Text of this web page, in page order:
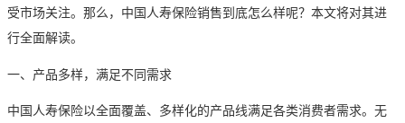
受市场关注。那么，中国人寿保险销售到底怎么样呢？本文将对其进
行全面解读。
一、产品多样，满足不同需求
中国人寿保险以全面覆盖、多样化的产品线满足各类消费者需求。无